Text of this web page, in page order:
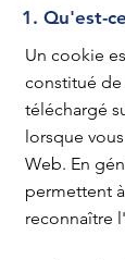
1. Qu'est-
Un cookie
constitué
téléchargé
lorsque
Web. En
permettent
reconnaître